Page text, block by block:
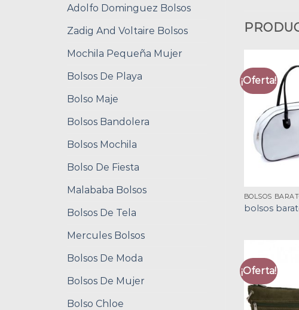
Adolfo Dominguez Bolsos
Zadig And Voltaire Bolsos
Mochila Pequeña Mujer
Bolsos De Playa
Bolso Maje
Bolsos Bandolera
Bolsos Mochila
Bolso De Fiesta
Malababa Bolsos
Bolsos De Tela
Mercules Bolsos
Bolsos De Moda
Bolsos De Mujer
Bolso Chloe
¡Oferta!
BOLSOS
bolsos
¡Oferta!